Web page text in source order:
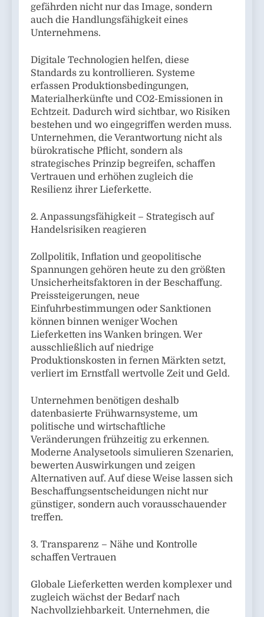
gefährden nicht nur das Image, sondern
auch die Handlungsfähigkeit eines
Unternehmens.
Digitale Technologien helfen, diese
Standards zu kontrollieren. Systeme
erfassen Produktionsbedingungen,
Materialherkünfte und CO2-Emissionen in
Echtzeit. Dadurch wird sichtbar, wo Risiken
bestehen und wo eingegriffen werden muss.
Unternehmen, die Verantwortung nicht als
bürokratische Pflicht, sondern als
strategisches Prinzip begreifen, schaffen
Vertrauen und erhöhen zugleich die
Resilienz ihrer Lieferkette.
2. Anpassungsfähigkeit – Strategisch auf
Handelsrisiken reagieren
Zollpolitik, Inflation und geopolitische
Spannungen gehören heute zu den größten
Unsicherheitsfaktoren in der Beschaffung.
Preissteigerungen, neue
Einfuhrbestimmungen oder Sanktionen
können binnen weniger Wochen
Lieferketten ins Wanken bringen. Wer
ausschließlich auf niedrige
Produktionskosten in fernen Märkten setzt,
verliert im Ernstfall wertvolle Zeit und Geld.
Unternehmen benötigen deshalb
datenbasierte Frühwarnsysteme, um
politische und wirtschaftliche
Veränderungen frühzeitig zu erkennen.
Moderne Analysetools simulieren Szenarien,
bewerten Auswirkungen und zeigen
Alternativen auf. Auf diese Weise lassen sich
Beschaffungsentscheidungen nicht nur
günstiger, sondern auch vorausschauender
treffen.
3. Transparenz – Nähe und Kontrolle
schaffen Vertrauen
Globale Lieferketten werden komplexer und
zugleich wächst der Bedarf nach
Nachvollziehbarkeit. Unternehmen, die